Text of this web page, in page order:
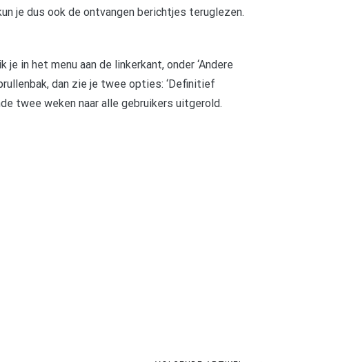
je dus ook de ontvangen berichtjes teruglezen.
in het menu aan de linkerkant, onder ‘Andere
dan zie je twee opties: ‘Definitief
twee weken naar alle gebruikers uitgerold.